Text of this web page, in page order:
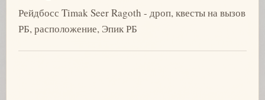
Рейдбосс Timak Seer Ragoth - дроп, квесты на вызов
РБ, расположение, Эпик РБ